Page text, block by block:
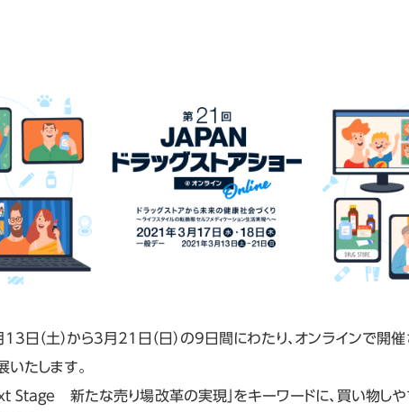
日（土）から3月21日（日）の9日間にわたり、オンラインで開
いたします。
Stage 新たな売り場改革の実現」をキーワードに、買い物しや